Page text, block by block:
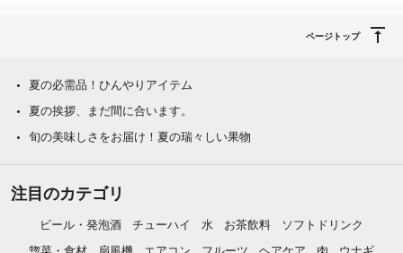
ページトップ
夏の必需品！ひんやりアイテム
夏の挨拶、まだ間に合います。
旬の美味しさをお届け！夏の瑞々しい果物
注目のカテゴリ
ビール・発泡酒 チューハイ 水 お茶飲料
ソフトドリンク